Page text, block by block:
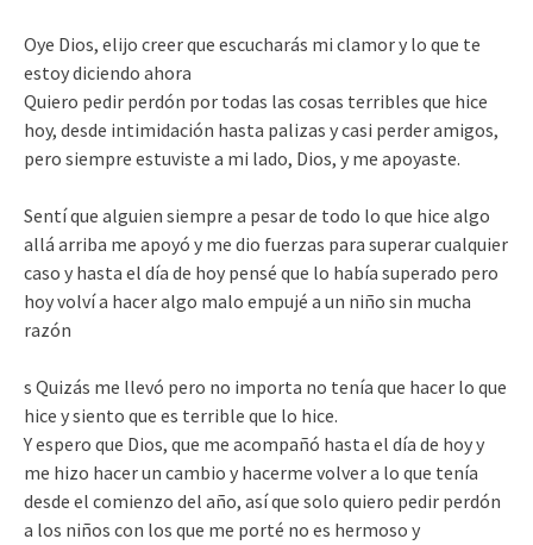
Oye Dios, elijo creer que escucharás mi clamor y lo que te
estoy diciendo ahora
Quiero pedir perdón por todas las cosas terribles que hice
hoy, desde intimidación hasta palizas y casi perder amigos,
pero siempre estuviste a mi lado, Dios, y me apoyaste.
Sentí que alguien siempre a pesar de todo lo que hice algo
allá arriba me apoyó y me dio fuerzas para superar cualquier
caso y hasta el día de hoy pensé que lo había superado pero
hoy volví a hacer algo malo empujé a un niño sin mucha
razón
s Quizás me llevó pero no importa no tenía que hacer lo que
hice y siento que es terrible que lo hice.
Y espero que Dios, que me acompañó hasta el día de hoy y
me hizo hacer un cambio y hacerme volver a lo que tenía
desde el comienzo del año, así que solo quiero pedir perdón
a los niños con los que me porté no es hermoso y